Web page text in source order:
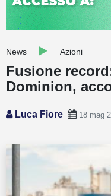
Education
Quotazioni
Conto IG
Guru Monitor
Altro
News Azioni
Fusione
Dominion,
Luca Fiore 18 mag